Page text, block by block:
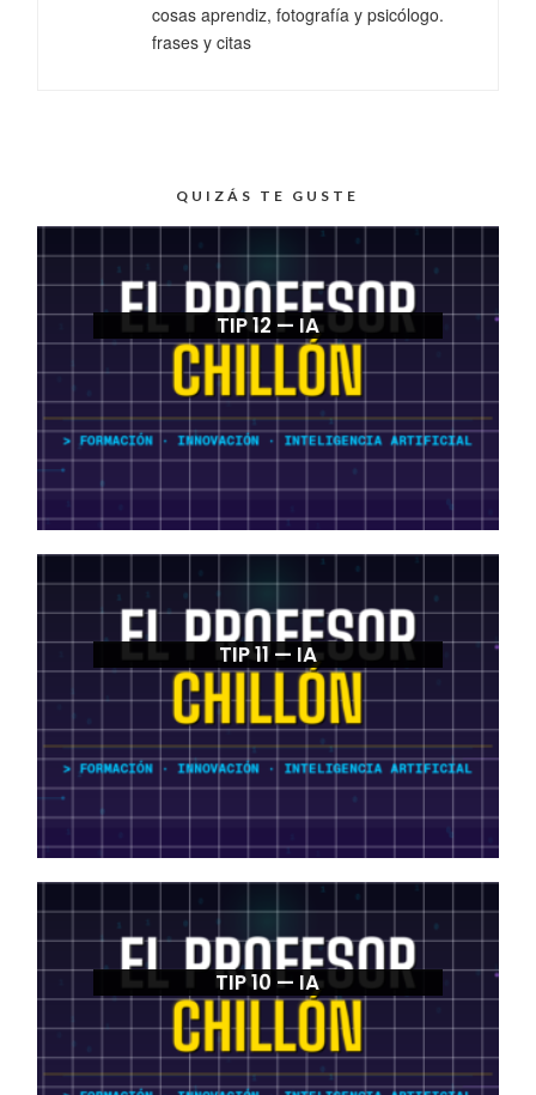
cosas aprendiz, fotografía y psicólogo.
frases y citas
QUIZÁS TE GUSTE
TIP 12 — IA
TIP 11 — IA
TIP 10 — IA